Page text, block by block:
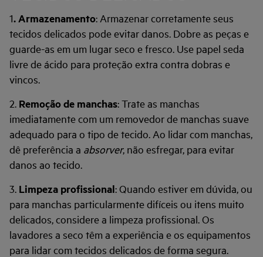
1. Armazenamento: Armazenar corretamente seus
tecidos delicados pode evitar danos. Dobre as peças e
guarde-as em um lugar seco e fresco. Use papel seda
livre de ácido para proteção extra contra dobras e
vincos.
2. Remoção de manchas: Trate as manchas
imediatamente com um removedor de manchas suave
adequado para o tipo de tecido. Ao lidar com manchas,
dê preferência a absorver, não esfregar, para evitar
danos ao tecido.
3. Limpeza profissional: Quando estiver em dúvida, ou
para manchas particularmente difíceis ou itens muito
delicados, considere a limpeza profissional. Os
lavadores a seco têm a experiência e os equipamentos
para lidar com tecidos delicados de forma segura.